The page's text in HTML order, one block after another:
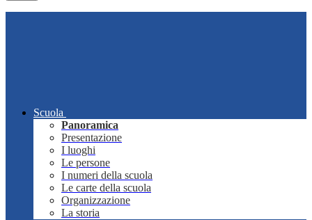
Scuola
Panoramica
Presentazione
I luoghi
Le persone
I numeri della scuola
Le carte della scuola
Organizzazione
La storia